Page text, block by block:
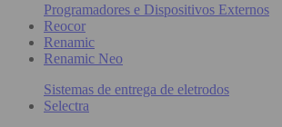
Programadores e Dispositivos Externos
Reocor
Renamic
Renamic Neo
Sistemas de entrega de eletrodos
Selectra